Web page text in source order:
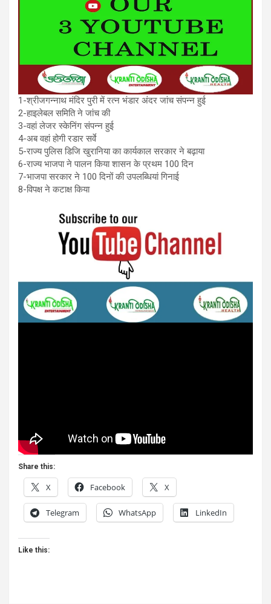
1-श्रीजगन्नाथ मंदिर पुरी में रत्न भंडार अंदर जांच संपन्न हुई
2-हाइलेबल समिति ने जांच की
3-वहां लेजर स्केनिंग संपन्न हुई
4-अब वहां होगी रडार सर्वे
5-राज्य पुलिस डिजि खुरानिया का कार्यकाल सरकार ने बढ़ाया
6-राज्य भाजपा ने पालन किया शासन के प्रथम 100 दिन
7-भाजपा सरकार ने 100 दिनों की उपलब्धियां गिनाई
8-विपक्ष ने कटाक्ष किया
Share this:
X Facebook X
Telegram WhatsApp LinkedIn
Like this: